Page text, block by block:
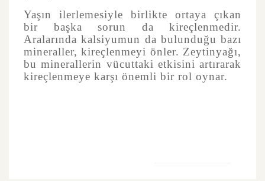
Yaşın ilerlemesiyle birlikte ortaya çıkan
bir başka sorun da kireçlenmedir.
Aralarında kalsiyumun da bulunduğu bazı
mineraller, kireçlenmeyi önler. Zeytinyağı,
bu minerallerin vücuttaki etkisini artırarak
kireçlenmeye karşı önemli bir rol oynar.